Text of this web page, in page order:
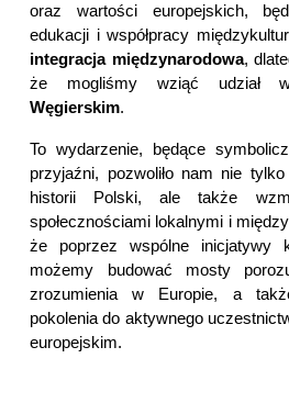
oraz wartości europejskich,
edukacji i współpracy
integracja międzynarodowa,
że mogliśmy wziąć udział
Węgierskim.
To wydarzenie, będące
przyjaźni, pozwoliło nam nie
historii Polski, ale także
społecznościami lokalnymi i
że poprzez wspólne inicjatywy
możemy
budować mosty
zrozumienia w Europie, a
pokolenia do aktywnego
europejskim.